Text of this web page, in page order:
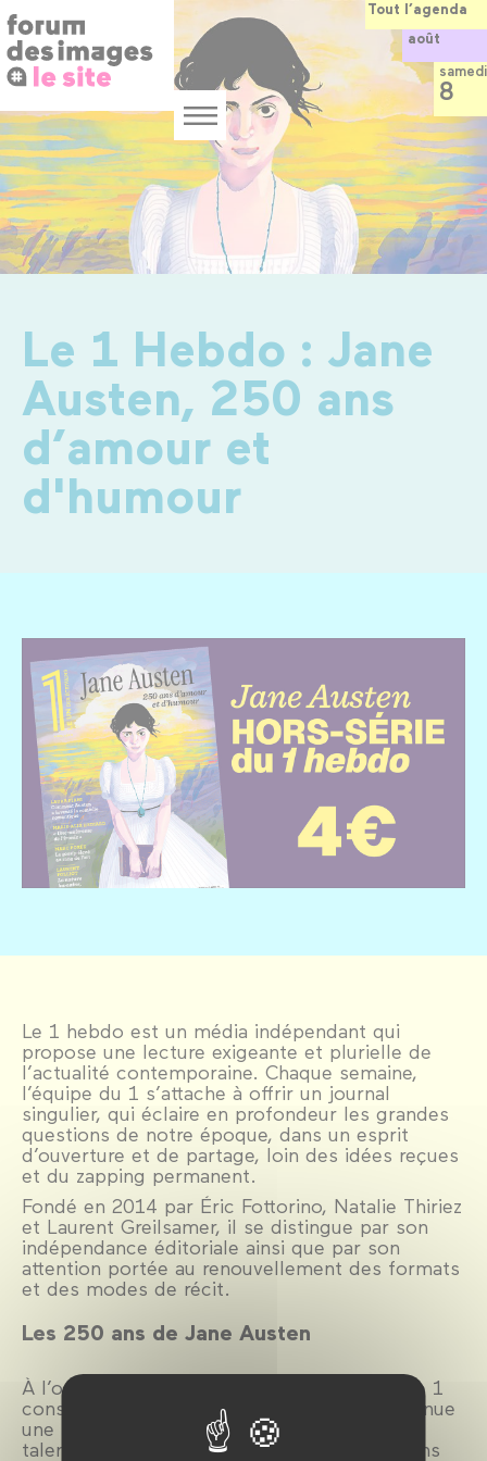
Panneau de gestion des cookies
au
contenu
principal
Menu
Le 1 Hebdo : Jane
Austen, 250 ans
d’amour et
d'humour
Le 1 hebdo est un média indépendant qui
propose une lecture exigeante et plurielle de
l’actualité contemporaine. Chaque semaine,
l’équipe du 1 s’attache à offrir un journal
singulier, qui éclaire en profondeur les grandes
questions de notre époque, dans un esprit
d’ouverture et de partage, loin des idées reçues
et du zapping permanent.
Fondé en 2014 par Éric Fottorino, Natalie Thiriez
et Laurent Greilsamer, il se distingue par son
indépendance éditoriale ainsi que par son
attention portée au renouvellement des formats
et des modes de récit.
Les 250 ans de Jane Austen
À l’occasion des 250 ans de Jane Austen, Le 1
consacre un hors-série à la romancière devenue
une icône de la pop culture, mais dont les
talents d’écrivaine sont encore, tout du moins
Tout l’agenda
août
samedi
8